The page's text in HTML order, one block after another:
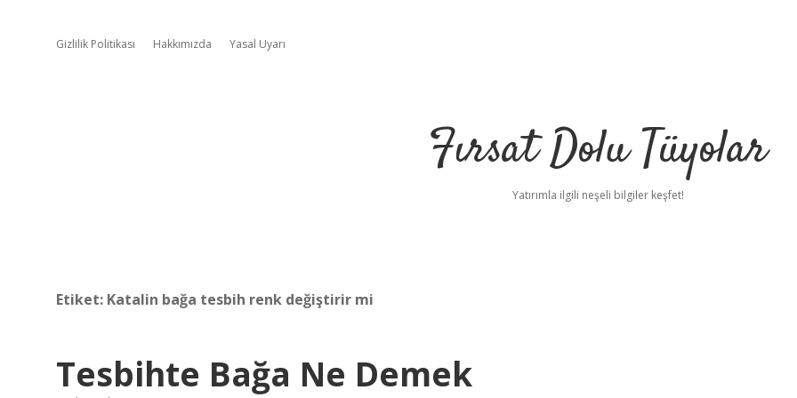
Gizlilik Politikası Hakkımızda Yasal Uyarı
Fırsat Dolu Tüyolar
Yatırımla ilgili neşeli bilgiler keşfet!
Etiket: Katalin bağa tesbih renk değiştirir mi
Tesbihte Bağa Ne Demek